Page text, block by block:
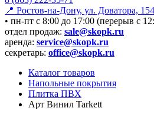
📍 Ростов-на-Дону, ул. Доватора,
• пн-пт c 8:00 до 17:00 (перерыв с
отдел продаж: sale@skopk.ru
аренда: service@skopk.ru
секретарь: office@skopk.ru
Каталог товаров
Напольные покрытия
Плитка ПВХ
Арт Винил Tarkett